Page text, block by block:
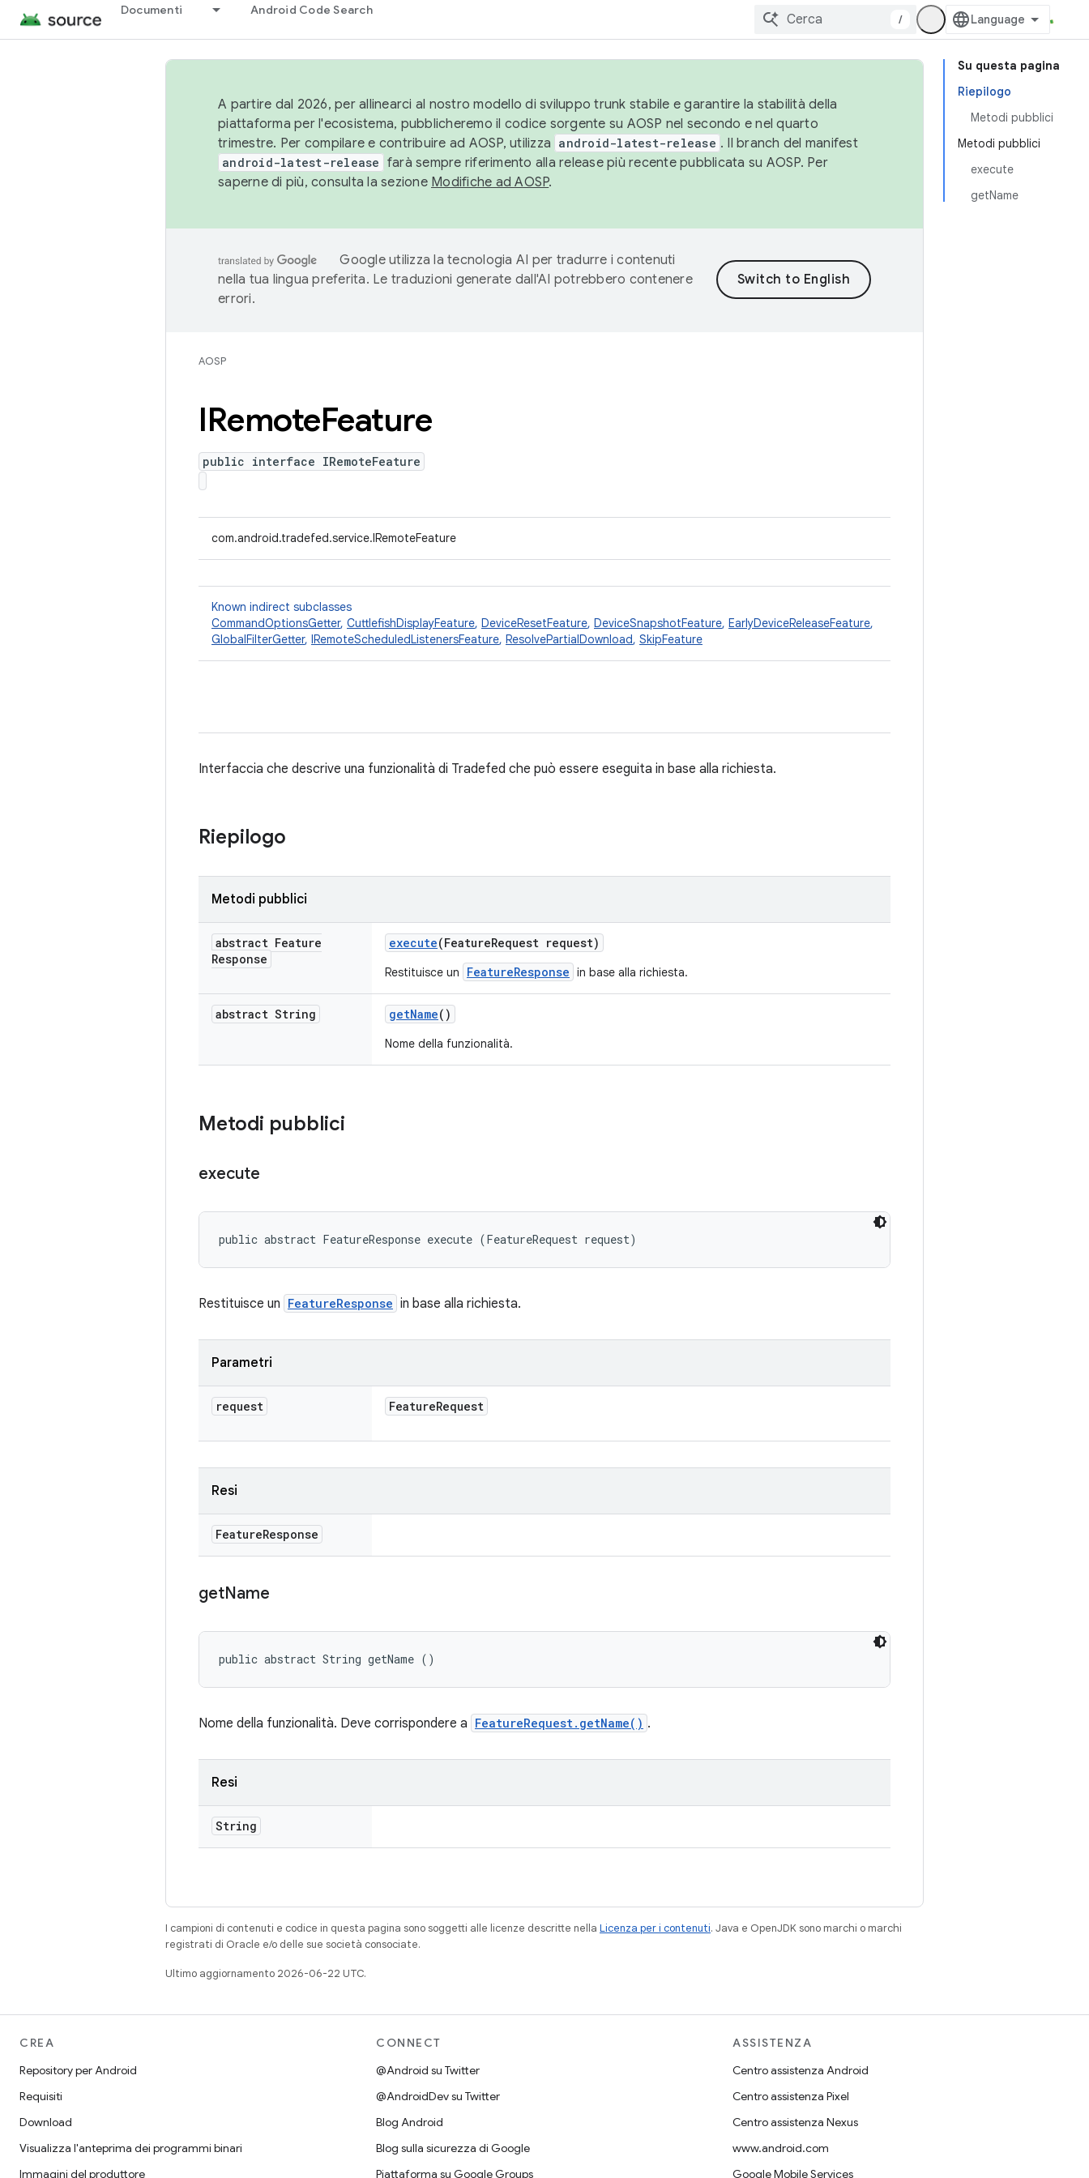
Documenti Android Code Search
/
Su questa pagina
Riepilogo
Metodi pubblici
Metodi pubblici
execute
getName
A partire dal 2026, per allinearci al nostro modello di sviluppo trunk stabile e garantire la stabilità della
piattaforma per l'ecosistema, pubblicheremo il codice sorgente su AOSP nel secondo e nel quarto
trimestre. Per compilare e contribuire ad AOSP, utilizza android-latest-release . Il branch del manifest
android-latest-release farà sempre riferimento alla release più recente pubblicata su AOSP. Per
saperne di più, consulta la sezione Modifiche ad AOSP.
Google utilizza la tecnologia AI per tradurre i contenuti
nella tua lingua preferita. Le traduzioni generate dall'AI potrebbero contenere
errori.
AOSP
IRemoteFeature
public interface IRemoteFeature
com.android.tradefed.service.IRemoteFeature
Known indirect subclasses
CommandOptionsGetter, CuttlefishDisplayFeature, DeviceResetFeature, DeviceSnapshotFeature, EarlyDeviceReleaseFeature,
GlobalFilterGetter, IRemoteScheduledListenersFeature, ResolvePartialDownload, SkipFeature
Interfaccia che descrive una funzionalità di Tradefed che può essere eseguita in base alla richiesta.
Riepilogo
Metodi pubblici
abstract Feature
Response
execute(FeatureRequest request)
Restituisce un FeatureResponse in base alla richiesta.
abstract String getName()
Nome della funzionalità.
Metodi pubblici
execute
public abstract FeatureResponse execute (FeatureRequest request)
Restituisce un FeatureResponse in base alla richiesta.
Parametri
request FeatureRequest
Resi
FeatureResponse
getName
public abstract String getName ()
Nome della funzionalità. Deve corrispondere a FeatureRequest.getName() .
Resi
String
I campioni di contenuti e codice in questa pagina sono soggetti alle licenze descritte nella Licenza per i contenuti. Java e OpenJDK sono marchi o marchi
registrati di Oracle e/o delle sue società consociate.
Ultimo aggiornamento 2026-06-22 UTC.
CREA
Repository per Android
Requisiti
Download
Visualizza l'anteprima dei programmi binari
Immagini del produttore
CONNECT
@Android su Twitter
@AndroidDev su Twitter
Blog Android
Blog sulla sicurezza di Google
Piattaforma su Google Groups
ASSISTENZA
Centro assistenza Android
Centro assistenza Pixel
Centro assistenza Nexus
www.android.com
Google Mobile Services